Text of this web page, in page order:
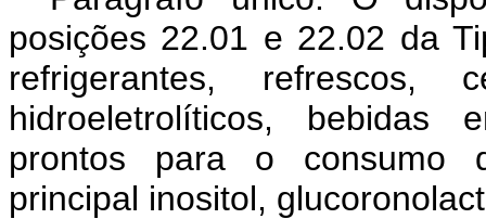
posições 22.01 e 22.02 da
refrigerantes, refrescos,
hidroeletrolíticos, bebidas
prontos para o consumo
principal inositol,